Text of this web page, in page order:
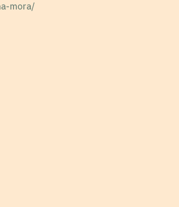
mora/